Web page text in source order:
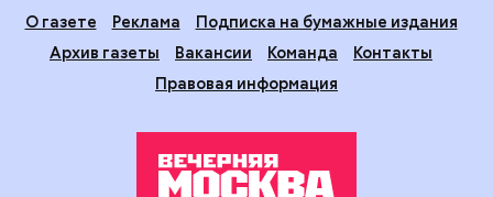
О газете Реклама
Подписка на бумажные издания
Архив газеты
Вакансии Команда
Контакты
Правовая информация